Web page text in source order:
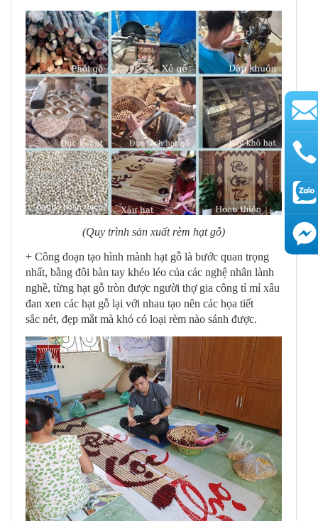
(Quy trình sản xuất rèm hạt gỗ)
+ Công đoạn tạo hình mành hạt gỗ là bước quan trọng
nhất, bằng đôi bàn tay khéo léo của các nghệ nhân lành
nghề, từng hạt gỗ tròn được người thợ gia công tỉ mỉ xâu
đan xen các hạt gỗ lại với nhau tạo nên các họa tiết
sắc nét, đẹp mắt mà khó có loại rèm nào sánh được.
AutoAds